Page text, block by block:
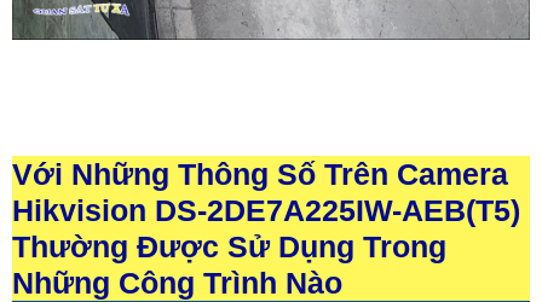
Với Những Thông Số Trên Camera
Hikvision DS-2DE7A225IW-AEB(T5)
Thường Được Sử Dụng Trong
Những Công Trình Nào